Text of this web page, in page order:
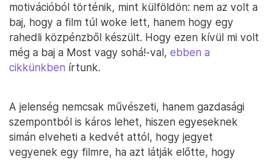
motivációból történik, mint külföldön: nem az volt a
baj, hogy a film túl woke lett, hanem hogy egy
rahedli közpénzből készült. Hogy ezen kívül mi volt
még a baj a Most vagy sohá!-val, ebben a
cikkünkben írtunk.
A jelenség nemcsak művészeti, hanem gazdasági
szempontból is káros lehet, hiszen egyeseknek
simán elveheti a kedvét attól, hogy jegyet
vegyenek egy filmre, ha azt látják előtte, hogy